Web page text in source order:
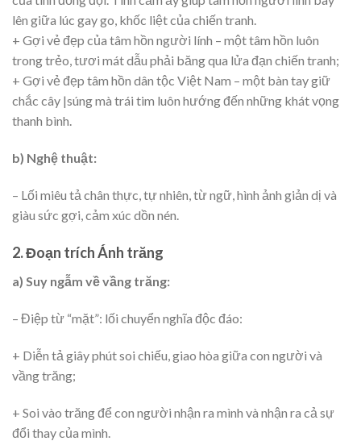
lên giữa lúc gay go, khốc liệt của chiến tranh.
+ Gợi vẻ đẹp của tâm hồn người lính – một tâm hồn luôn
trong trẻo, tươi mát dẫu phải băng qua lửa đạn chiến tranh;
+ Gợi vẻ đẹp tâm hồn dân tộc Việt Nam – một bàn tay giữ
chắc cây |súng mà trái tim luôn hướng đến những khát vọng
thanh bình.
b) Nghệ thuật:
– Lối miêu tả chân thực, tự nhiên, từ ngữ, hình ảnh giản dị và
giàu sức gợi, cảm xúc dồn nén.
2. Đoạn trích Ánh trăng
a) Suy ngẫm về vầng trăng:
– Điệp từ “mặt”: lối chuyển nghĩa độc đáo:
+ Diễn tả giây phút soi chiếu, giao hòa giữa con người và
vầng trăng;
+ Soi vào trăng để con người nhận ra mình và nhận ra cả sự
đổi thay của mình.